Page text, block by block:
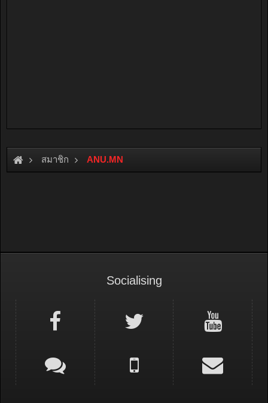
สมาชิก ANU.MN
Socialising